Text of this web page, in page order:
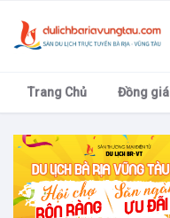
Trang Chủ Đồng giá